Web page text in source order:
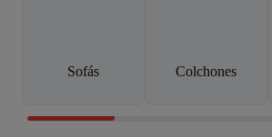
Sofás Colchones